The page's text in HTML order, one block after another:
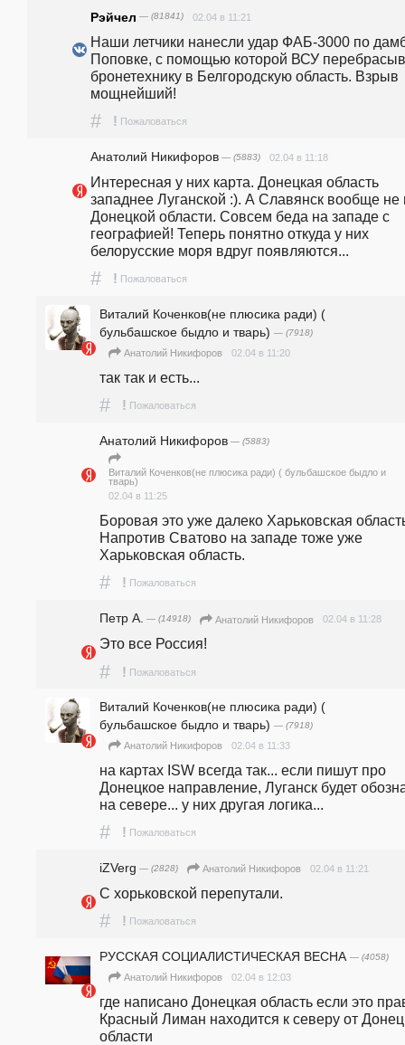
Рэйчел — (81841) 02.04 в 11:21
Наши летчики нанесли удар ФАБ-3000 по
Поповке, с помощью которой ВСУ
бронетехнику в Белгородскую область. Взрыв
мощнейший!
# ! Пожаловаться
Анатолий Никифоров — (5883) 02.04 в 11:18
Интересная у них карта. Донецкая область
западнее Луганской :). А Славянск вообще не
Донецкой области. Совсем беда на западе с
географией! Теперь понятно откуда у них
белорусские моря вдруг появляются...
# ! Пожаловаться
Виталий Коченков(не плюсика ради) (
бульбашское быдло и тварь) — (7918)
Анатолий Никифоров 02.04 в 11:20
так так и есть...
# ! Пожаловаться
Анатолий Никифоров — (5883)
Виталий Коченков(не плюсика ради) ( бульбашское быдло и
тварь)
02.04 в 11:25
Боровая это уже далеко Харьковская
Напротив Сватово на западе тоже уже
Харьковская область.
# ! Пожаловаться
Петр А. — (14918) Анатолий Никифоров 02.04 в 11:28
Это все Россия!
# ! Пожаловаться
Виталий Коченков(не плюсика ради) (
бульбашское быдло и тварь) — (7918)
Анатолий Никифоров 02.04 в 11:33
на картах ISW всегда так... если пишут про
Донецкое направление, Луганск будет
на севере... у них другая логика...
# ! Пожаловаться
iZVerg — (2828) Анатолий Никифоров 02.04 в 11:21
С хорьковской перепутали.
# ! Пожаловаться
РУССКАЯ СОЦИАЛИСТИЧЕСКАЯ ВЕСНА — (4058)
Анатолий Никифоров 02.04 в 12:03
где написано Донецкая область если это
Красный Лиман находится к северу от
области